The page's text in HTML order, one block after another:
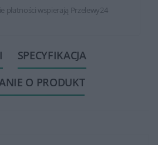
płatności wspierają Przelewy24
SPECYFIKACJA
O PRODUKT